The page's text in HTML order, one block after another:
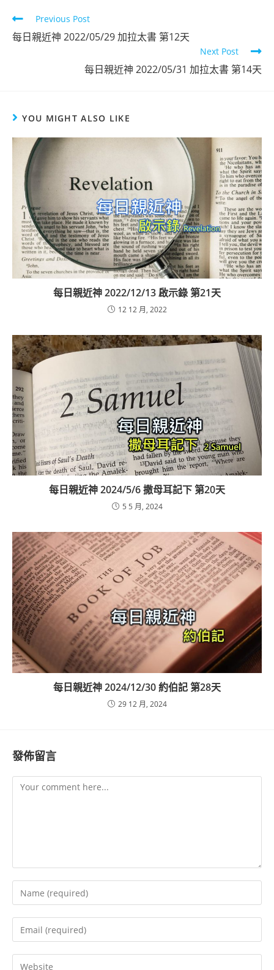
Previous Post
每日親近神 2022/05/29 加拉太書 第12天
Next Post
每日親近神 2022/05/31 加拉太書 第14天
YOU MIGHT ALSO LIKE
每日親近神 2022/12/13 啟示錄 第21天
12 12 月, 2022
每日親近神 2024/5/6 撒母耳記下 第20天
5 5 月, 2024
每日親近神 2024/12/30 約伯記 第28天
29 12 月, 2024
發佈留言